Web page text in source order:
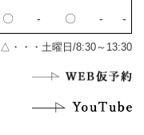
〇 ‐ 〇 ‐ ‐
△・・・土曜日/8:30～13:30